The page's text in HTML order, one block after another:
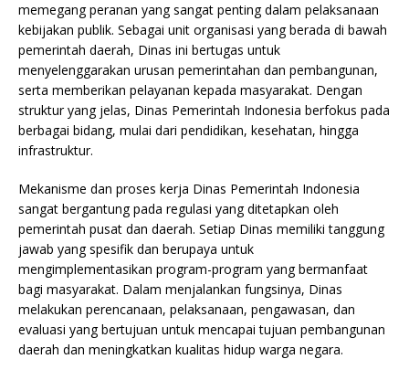
memegang peranan yang sangat penting dalam pelaksanaan
kebijakan publik. Sebagai unit organisasi yang berada di bawah
pemerintah daerah, Dinas ini bertugas untuk
menyelenggarakan urusan pemerintahan dan pembangunan,
serta memberikan pelayanan kepada masyarakat. Dengan
struktur yang jelas, Dinas Pemerintah Indonesia berfokus pada
berbagai bidang, mulai dari pendidikan, kesehatan, hingga
infrastruktur.
Mekanisme dan proses kerja Dinas Pemerintah Indonesia
sangat bergantung pada regulasi yang ditetapkan oleh
pemerintah pusat dan daerah. Setiap Dinas memiliki tanggung
jawab yang spesifik dan berupaya untuk
mengimplementasikan program-program yang bermanfaat
bagi masyarakat. Dalam menjalankan fungsinya, Dinas
melakukan perencanaan, pelaksanaan, pengawasan, dan
evaluasi yang bertujuan untuk mencapai tujuan pembangunan
daerah dan meningkatkan kualitas hidup warga negara.